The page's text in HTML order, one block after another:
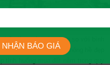
cò đất
động sản nóng hơn so với bình
mà trong khi lại không hề đẹp
huống mua đất nằm trong quy
NHẬN BÁO GIÁ